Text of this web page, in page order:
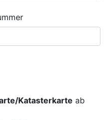
Katasterkarte ab